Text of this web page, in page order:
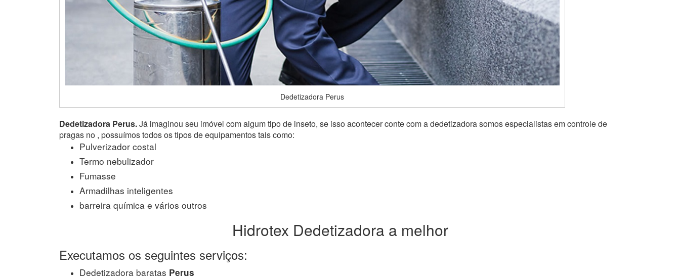
Dedetizadora Perus
Dedetizadora Perus.Já imaginou seu imóvel com algum tipo de inseto, se isso acontecer conte com a dedetizadora somos especialistas em controle de
pragas no , possuímos todos os tipos de equipamentos tais como:
Pulverizador costal
Termo nebulizador
Fumasse
Armadilhas inteligentes
barreira química e vários outros
Hidrotex Dedetizadora a melhor
Executamos os seguintes serviços:
Dedetizadora baratas Perus